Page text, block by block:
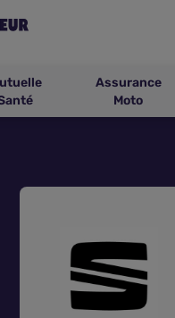
Assurance
Moto